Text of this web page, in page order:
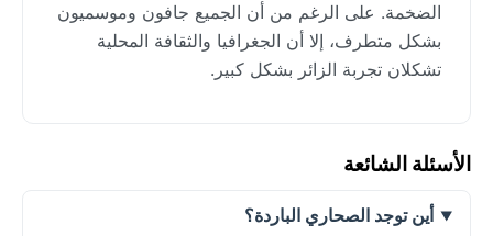
الضخمة. على الرغم من أن الجميع جافون وموسميون
بشكل متطرف، إلا أن الجغرافيا والثقافة المحلية
تشكلان تجربة الزائر بشكل كبير.
الأسئلة الشائعة
أين توجد الصحاري الباردة؟